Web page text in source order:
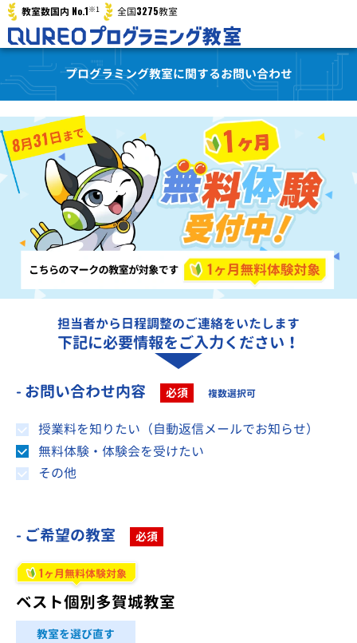
教室数国内 No.1※1 全国3275教室
プログラミング教室に関するお問い合わせ
担当者から日程調整のご連絡をいたします
下記に必要情報をご入力ください！
- お問い合わせ内容 必須 複数選択可
授業料を知りたい（自動返信メールでお知らせ）
無料体験・体験会を受けたい
その他
- ご希望の教室 必須
1ヶ月無料体験対象
ベスト個別多賀城教室
教室を選び直す